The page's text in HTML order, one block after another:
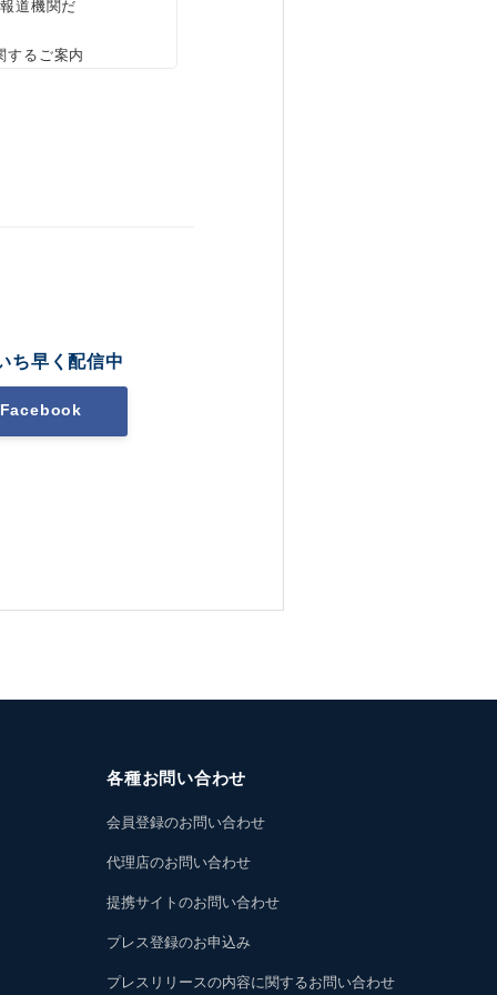
道機関だ
するご案内
ち早く配信中
Facebook
各種お問い合わせ
会員登録のお問い合わせ
代理店のお問い合わせ
提携サイトのお問い合わせ
プレス登録のお申込み
プレスリリースの内容に関するお問い合わせ